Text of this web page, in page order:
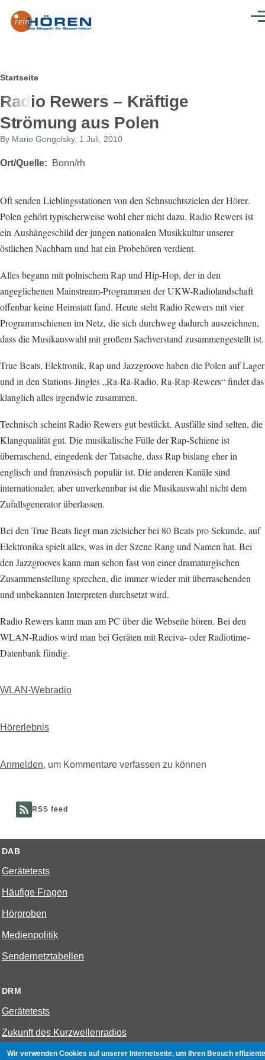
Pfadnavigation
Startseite
Radio Rewers – Kräftige
Strömung aus Polen
By Mario Gongolsky, 1 Juli, 2010
Ort/Quelle Bonn/rh
Oft senden Lieblingsstationen von den Sehnsuchtszielen der Hörer.
Polen gehört typischerweise wohl eher nicht dazu. Radio Rewers ist
ein Aushängeschild der jungen nationalen Musikkultur unserer
östlichen Nachbarn und hat ein Probehören verdient.
Alles begann mit polnischem Rap und Hip-Hop, der in den
angeglichenen Mainstream-Programmen der UKW-Radiolandschaft
offenbar keine Heimstatt fand. Heute steht Radio Rewers mit vier
Programmschienen im Netz, die sich durchweg dadurch auszeichnen,
dass die Musikauswahl mit großem Sachverstand zusammengestellt ist.
True Beats, Elektronik, Rap und Jazzgroove haben die Polen auf Lager
und in den Stations-Jingles „Ra-Ra-Radio, Ra-Rap-Rewers“ findet das
klanglich alles irgendwie zusammen.
Technisch scheint Radio Rewers gut bestückt, Ausfälle sind selten, die
Klangqualität gut. Die musikalische Fülle der Rap-Schiene ist
überraschend, eingedenk der Tatsache, dass Rap bislang eher in
englisch und französisch populär ist. Die anderen Kanäle sind
internationaler, aber unverkennbar ist die Musikauswahl nicht dem
Zufallsgenerator überlassen.
Bei den True Beats liegt man zielsicher bei 80 Beats pro Sekunde, auf
Elektronika spielt alles, was in der Szene Rang und Namen hat. Bei
den Jazzgrooves kann man schon fast von einer dramaturgischen
Zusammenstellung sprechen, die immer wieder mit überraschenden
und unbekannten Interpreten durchsetzt wird.
Radio Rewers kann man am PC über die Webseite hören. Bei den
WLAN-Radios wird man bei Geräten mit Reciva- oder Radiotime-
Datenbank fündig.
WLAN-Webradio
Hörerlebnis
Anmelden, um Kommentare verfassen zu können
RSS feed
DAB
Gerätetests
Häufige Fragen
Hörproben
Medienpolitik
Sendernetztabellen
DRM
Gerätetests
Zukunft des Kurzwellenradios
Wir verwenden Cookies auf unserer Internetseite, um Ihren Besuch